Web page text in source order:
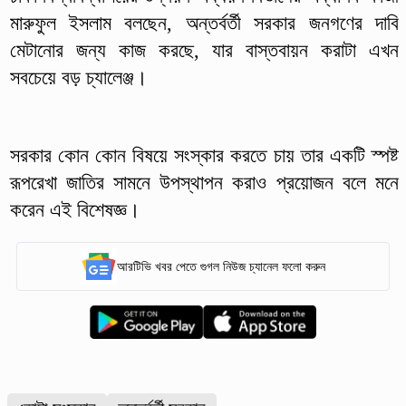
মারুফুল ইসলাম বলছেন, অন্তর্বর্তী সরকার জনগণের দাবি
মেটানোর জন্য কাজ করছে, যার বাস্তবায়ন করাটা এখন
সবচেয়ে বড় চ্যালেঞ্জ।
সরকার কোন কোন বিষয়ে সংস্কার করতে চায় তার একটি স্পষ্ট
রূপরেখা জাতির সামনে উপস্থাপন করাও প্রয়োজন বলে মনে
করেন এই বিশেষজ্ঞ।
আরটিভি খবর পেতে গুগল নিউজ চ্যানেল ফলো করুন